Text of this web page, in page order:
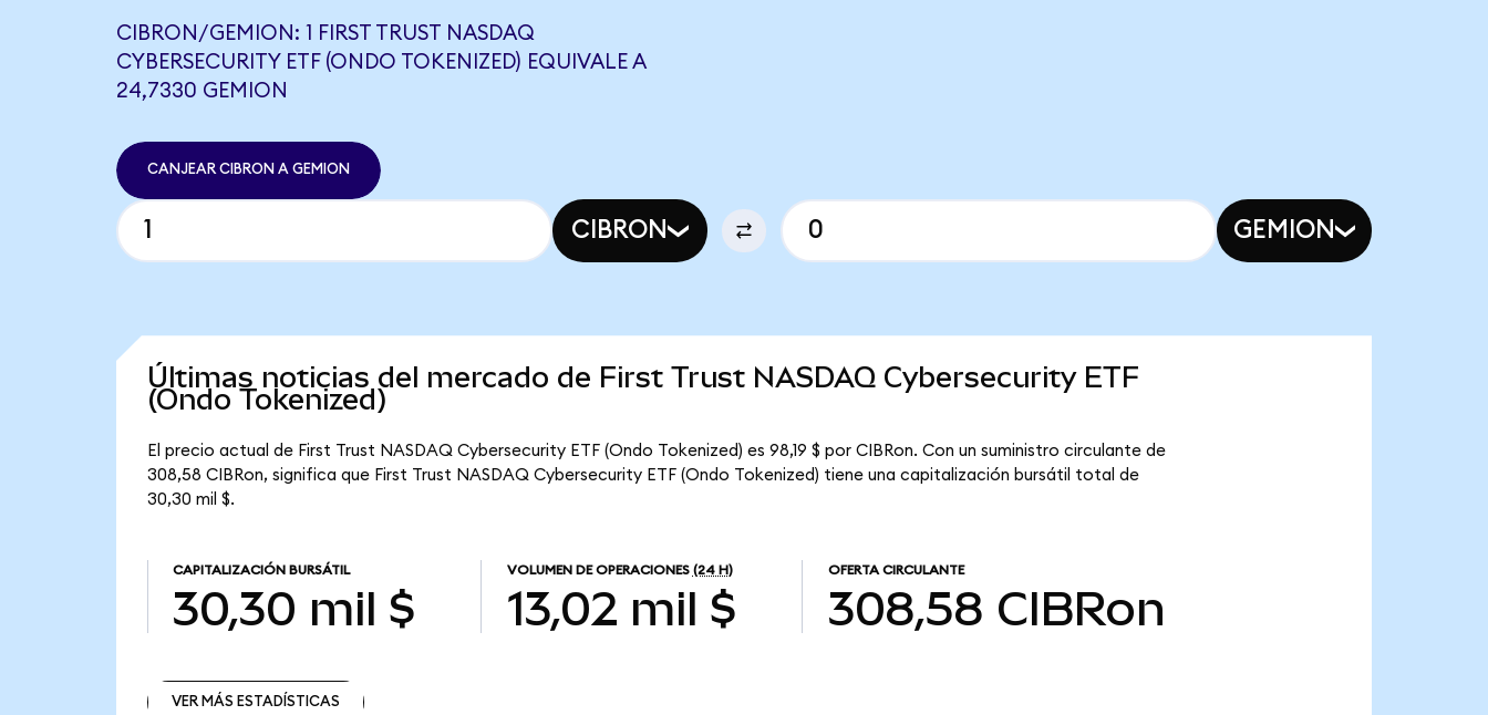
CIBRON/GEMION: 1 FIRST TRUST NASDAQ
CYBERSECURITY ETF (ONDO TOKENIZED) EQUIVALE A
24,7330 GEMION
CANJEAR CIBRON A GEMION
CIBRON GEMION
Últimas noticias del mercado de First Trust NASDAQ Cybersecurity ETF
(Ondo Tokenized)
El precio actual de First Trust NASDAQ Cybersecurity ETF (Ondo Tokenized) es 98,19 $ por CIBRon. Con un suministro circulante de
308,58 CIBRon, significa que First Trust NASDAQ Cybersecurity ETF (Ondo Tokenized) tiene una capitalización bursátil total de
30,30 mil $.
CAPITALIZACIÓN BURSÁTIL
30,30 mil $
VOLUMEN DE OPERACIONES (24 H)
13,02 mil $
OFERTA CIRCULANTE
308,58 CIBRon
VER MÁS ESTADÍSTICAS